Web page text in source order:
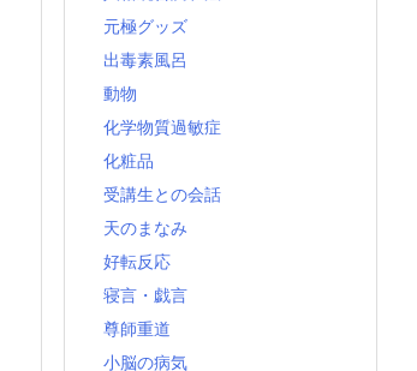
元極グッズ
出毒素風呂
動物
化学物質過敏症
化粧品
受講生との会話
天のまなみ
好転反応
寝言・戯言
尊師重道
小脳の病気